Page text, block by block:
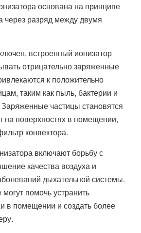
основана на принципе
через разряд между двумя
встроенный ионизатор
отрицательно заряженные
к положительно
таким как пыль, бактерии и
частицы становятся
на поверхностях в помещении,
конвектора.
включают борьбу с
качества воздуха и
дыхательной системы.
помочь устранить
в помещении и создать более